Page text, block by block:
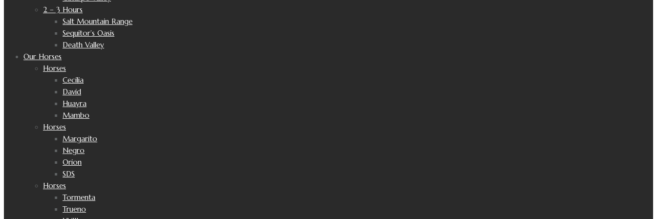
2 – 3 Hours
Salt Mountain Range
Sequitor’s Oasis
Death Valley
Our Horses
Horses
Cecilia
David
Huayra
Mambo
Horses
Margarito
Negro
Orion
SDS
Horses
Tormenta
Trueno